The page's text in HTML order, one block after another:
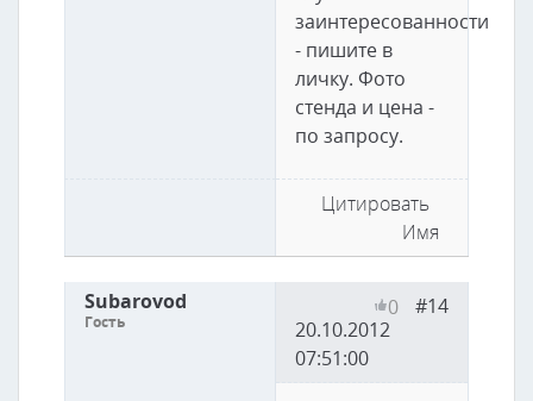
заинтересованности
- пишите в
личку. Фото
стенда и цена -
по запросу.
Цитировать
Имя
Subarovod
Гость
#14
0
20.10.2012
07:51:00